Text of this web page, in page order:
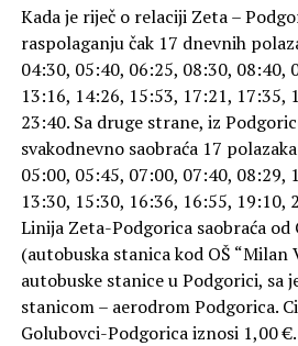
Kada je riječ o relaciji Zeta –
raspolaganju čak 17 dnevnih
04:30, 05:40, 06:25, 08:30, 08:40,
13:16, 14:26, 15:53, 17:21, 17:35,
23:40. Sa druge strane, iz
svakodnevno saobraća 17
05:00, 05:45, 07:00, 07:40, 08:29,
13:30, 15:30, 16:36, 16:55, 19:10,
Linija Zeta-Podgorica saobraća od
(autobuska stanica kod OŠ “Milan
autobuske stanice u Podgorici, sa
stanicom – aerodrom Podgorica.
Golubovci-Podgorica iznosi 1,00 €.